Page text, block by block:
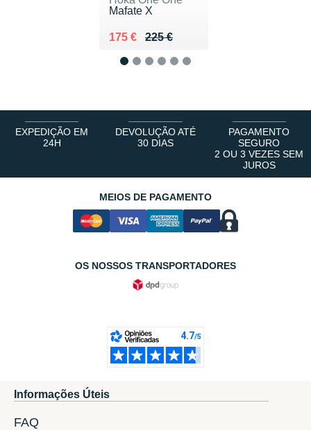
Mafate X
225 €
Au lieu de 225 €
175 €
Vendu 175 €
EXPEDIÇÃO EM
24H
DEVOLUÇÃO ATÉ
30 DIAS
PAGAMENTO
SEGURO
2 OU 3 VEZES SEM
JUROS
MEIOS DE PAGAMENTO
OS NOSSOS TRANSPORTADORES
Informações Úteis
FAQ